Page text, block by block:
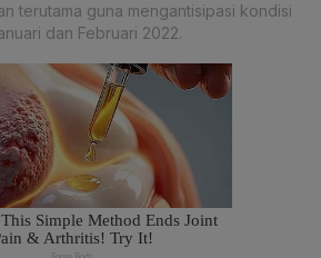
terutama guna mengantisipasi kondisi
dan Februari 2022.